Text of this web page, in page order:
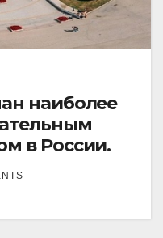
наиболее
в России.